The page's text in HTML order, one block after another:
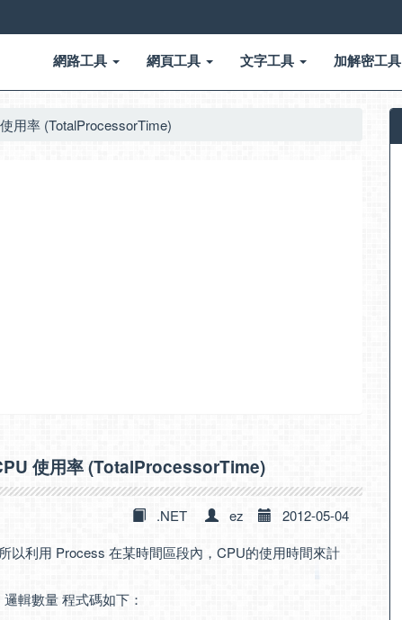
網路工具 網頁工具 文字工具 加解密工具
用率 (TotalProcessorTime)
使用率 (TotalProcessorTime)
.NET ez
2012-05-04
以利用 Process 在某時間區段內，CPU的使用時間來計
輯數量 程式碼如下：